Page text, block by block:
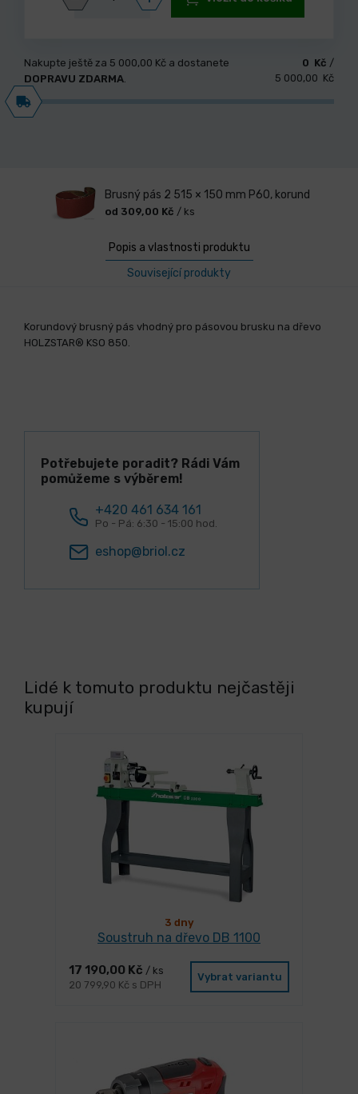
Nakupte ještě za 5 000,00 Kč a dostanete
DOPRAVU ZDARMA.
0 Kč /
5 000,00 Kč
Brusný pás 2 515 × 150 mm P60, korund
od 309,00 Kč / ks
Popis a vlastnosti produktu
Související produkty
Korundový brusný pás vhodný pro pásovou brusku na dřevo
HOLZSTAR® KSO 850.
Potřebujete poradit? Rádi Vám
pomůžeme s výběrem!
+420 461 634 161
Po - Pá: 6:30 - 15:00 hod.
eshop@briol.cz
Lidé k tomuto produktu nejčastěji
kupují
3 dny
Soustruh na dřevo DB 1100
17 190,00 Kč / ks
20 799,90 Kč s DPH
Vybrat variantu